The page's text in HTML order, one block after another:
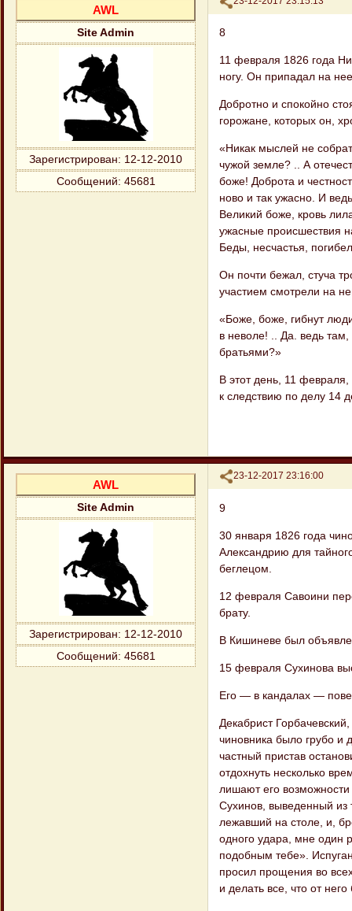
AWL
Site Admin
Зарегистрирован: 12-12-2010
Сообщений: 45681
8
11 февраля 1826 года
ногу. Он при​падал на
Добротно и спокойно
горожане, ко​торых он,
«Никак мыслей не
чужой зем​ле? .. А
боже! Доброта и
ново и так ужасно. И
Великий боже, кровь
ужасные происшествия
Беды, не​счастья,
Он почти бежал, стуча
участием смо​трели на
«Боже, боже, гибнут
в не​воле! .. Да. ведь
братьями?»
В этот день, 11
к следствию по делу 14
Поделиться
23-12-2017 23:16:00
AWL
Site Admin
Зарегистрирован: 12-12-2010
Сообщений: 45681
9
30 января 1826 года
Александрию для
беглецом.
12 февраля Савоини
брату.
В Кишиневе был
15 февраля Сухинова
Его — в кандалах —
Декабрист
чиновника было грубо и
частный пристав
отдохнуть несколько
лишают его
Сухинов, выведенный из
лежавший на столе, и,
одного удара, мне один
подобным тебе».
просил прощения во
и делать все, что от